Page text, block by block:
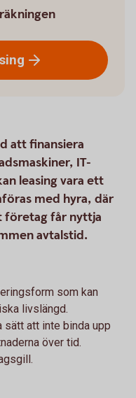
att finansiera
IT-
leasing vara ett
med hyra, där
företag får nyttja
avtalstid.
som kan
livslängd.
sätt att inte binda upp
över tid.